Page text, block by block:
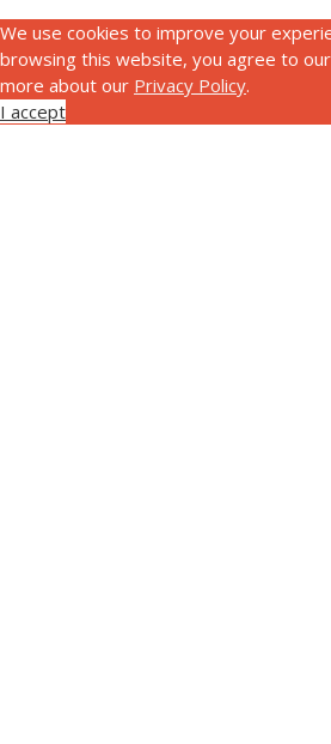
We use cookies to improve your
browsing this website, you agree to
more about our Privacy Policy.
I accept